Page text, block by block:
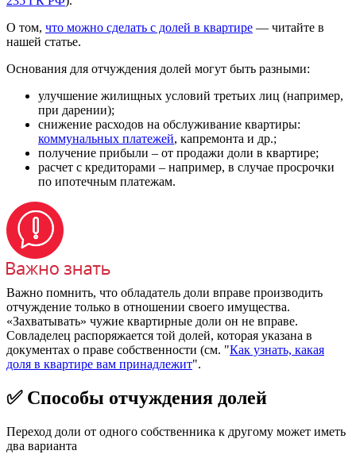
О том, что можно сделать с долей в квартире — читайте в
нашей статье.
Основания для отчуждения долей могут быть разными:
улучшение жилищных условий третьих лиц (например,
при дарении);
снижение расходов на обслуживание квартиры:
коммунальных платежей, капремонта и др.;
получение прибыли – от продажи доли в квартире;
расчет с кредиторами – например, в случае просрочки
по ипотечным платежам.
Важно помнить, что обладатель доли вправе производить
отчуждение только в отношении своего имущества.
«Захватывать» чужие квартирные доли он не вправе.
Совладелец распоряжается той долей, которая указана в
документах о праве собственности (см. "Как узнать, какая
доля в квартире вам принадлежит".
✅ Способы отчуждения долей
Переход доли от одного собственника к другому может иметь
два варианта